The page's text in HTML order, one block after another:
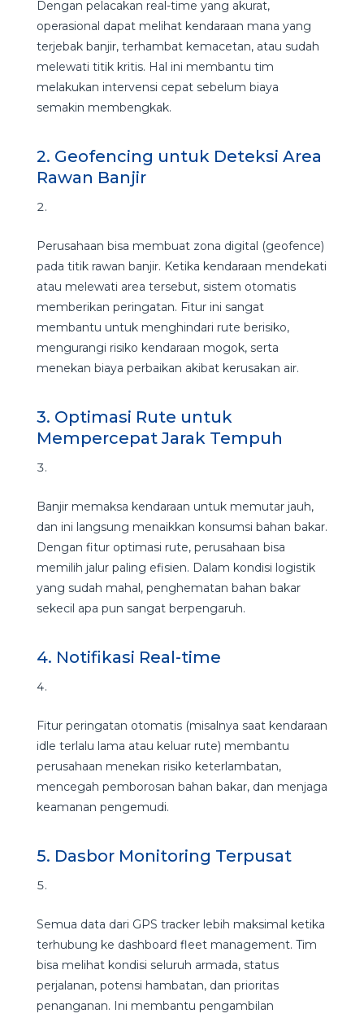
Dengan pelacakan real-time yang akurat,
operasional dapat melihat kendaraan mana yang
terjebak banjir, terhambat kemacetan, atau sudah
melewati titik kritis. Hal ini membantu tim
melakukan intervensi cepat sebelum biaya
semakin membengkak.
2. Geofencing untuk Deteksi Area
Rawan Banjir
Perusahaan bisa membuat zona digital (geofence)
pada titik rawan banjir. Ketika kendaraan mendekati
atau melewati area tersebut, sistem otomatis
memberikan peringatan. Fitur ini sangat
membantu untuk menghindari rute berisiko,
mengurangi risiko kendaraan mogok, serta
menekan biaya perbaikan akibat kerusakan air.
3. Optimasi Rute untuk
Mempercepat Jarak Tempuh
Banjir memaksa kendaraan untuk memutar jauh,
dan ini langsung menaikkan konsumsi bahan bakar.
Dengan fitur optimasi rute, perusahaan bisa
memilih jalur paling efisien. Dalam kondisi logistik
yang sudah mahal, penghematan bahan bakar
sekecil apa pun sangat berpengaruh.
4. Notifikasi Real-time
Fitur peringatan otomatis (misalnya saat kendaraan
idle terlalu lama atau keluar rute) membantu
perusahaan menekan risiko keterlambatan,
mencegah pemborosan bahan bakar, dan menjaga
keamanan pengemudi.
5. Dasbor Monitoring Terpusat
Semua data dari GPS tracker lebih maksimal ketika
terhubung ke dashboard fleet management. Tim
bisa melihat kondisi seluruh armada, status
perjalanan, potensi hambatan, dan prioritas
penanganan. Ini membantu pengambilan